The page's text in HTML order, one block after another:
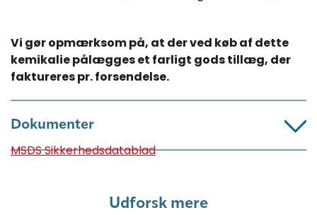
Vi gør opmærksom på, at der ved køb af dette
kemikalie pålægges et farligt gods tillæg, der
faktureres pr. forsendelse.​
Dokumenter
MSDS Sikkerhedsdatablad
Udforsk mere